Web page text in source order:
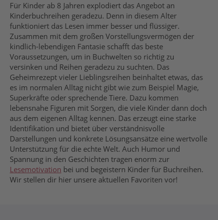
Für Kinder ab 8 Jahren explodiert das Angebot an
Kinderbuchreihen geradezu. Denn in diesem Alter
funktioniert das Lesen immer besser und flüssiger.
Zusammen mit dem großen Vorstellungsvermögen der
kindlich-lebendigen Fantasie schafft das beste
Voraussetzungen, um in Buchwelten so richtig zu
versinken und Reihen geradezu zu suchten. Das
Geheimrezept vieler Lieblingsreihen beinhaltet etwas, das
es im normalen Alltag nicht gibt wie zum Beispiel Magie,
Superkräfte oder sprechende Tiere. Dazu kommen
lebensnahe Figuren mit Sorgen, die viele Kinder dann doch
aus dem eigenen Alltag kennen. Das erzeugt eine starke
Identifikation und bietet über verständnisvolle
Darstellungen und konkrete Lösungsansätze eine wertvolle
Unterstützung für die echte Welt. Auch Humor und
Spannung in den Geschichten tragen enorm zur
Lesemotivation bei und begeistern Kinder für Buchreihen.
Wir stellen dir hier unsere aktuellen Favoriten vor!